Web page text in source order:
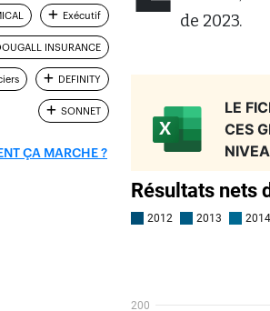
de 2023.
Exécutif
INSURANCE
DEFINITY
SONNET
ÇA MARCHE ?